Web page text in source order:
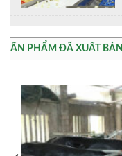
ẤN PHẨM ĐÃ XUẤT BẢN